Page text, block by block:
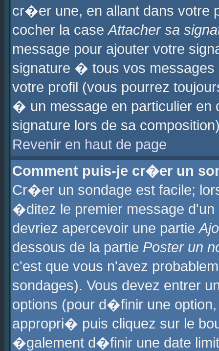
cr�er une, en allant dans
cocher la caseAttacher sa
message pour ajouter votre
signature � tous vos
votre profil (vous pourrez
� un message en particulier
signature lors de sa
Revenir en haut de page
Comment puis-je cr�er un
Cr�er un sondage est facile;
�ditez le premier message
devriez apercevoir une partie
dessous de la partie Poster un
c'est que vous n'avez
sondages). Vous devez entrer
options (pour d�finir une
appropri� puis cliquez sur le
�galement d�finir une date